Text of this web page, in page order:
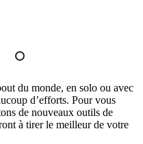
du monde, en solo ou avec
d’efforts. Pour vous
de nouveaux outils de
à tirer le meilleur de votre